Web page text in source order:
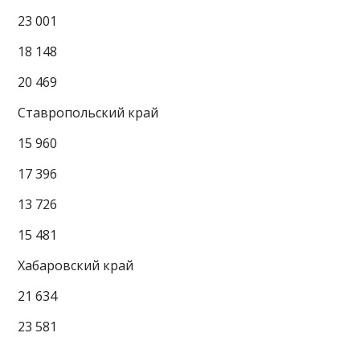
23 001
18 148
20 469
Ставропольский край
15 960
17 396
13 726
15 481
Хабаровский край
21 634
23 581